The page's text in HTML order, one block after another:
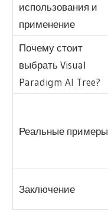
использования и
применение
Почему стоит
выбрать Visual
Paradigm AI Tree?
Реальные примеры
Заключение